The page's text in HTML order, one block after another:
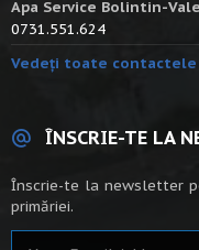
Apa Service Bolintin-Vale
0731.551.624
Vedeți toate
ÎNSCRIE-TE LA
Înscrie-te la newsletter
primăriei.